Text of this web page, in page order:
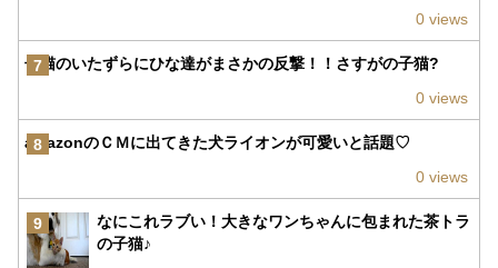
0 views
7
子猫のいたずらにひな達がまさかの反撃！！さすがの子猫?
0 views
8
amazonのＣＭに出てきた犬ライオンが可愛いと話題♡
0 views
9
なにこれラブい！大きなワンちゃんに包まれた茶トラ
の子猫♪